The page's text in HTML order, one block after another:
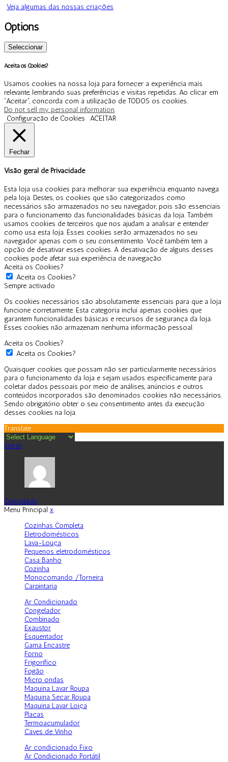
Veja algumas das nossas criações
Options
Seleccionar
Aceita os Cookies?
Usamos cookies na nossa loja para fornecer a experiência mais
relevante, lembrando suas preferências e visitas repetidas. Ao clicar em
“Aceitar”, concorda com a utilização de TODOS os cookies.
Do not sell my personal information.
Configuração de Cookies
ACEITAR
Fechar
Visão geral de Privacidade
Esta loja usa cookies para melhorar sua experiência enquanto navega
pela loja. Destes, os cookies que são categorizados como
necessários são armazenados no seu navegador, pois são essenciais
para o funcionamento das funcionalidades básicas da loja. Também
usamos cookies de terceiros que nos ajudam a analisar e entender
como usa esta loja. Esses cookies serão armazenados no seu
navegador apenas com o seu consentimento. Você também tem a
opção de desativar esses cookies. A desativação de alguns desses
cookies pode afetar sua experiência de navegação.
Aceita os Cookies?
Aceita os Cookies?
Sempre activado
Os cookies necessários são absolutamente essenciais para que a loja
funcione corretamente. Esta categoria inclui apenas cookies que
garantem funcionalidades básicas e recursos de segurança da loja.
Esses cookies não armazenam nenhuma informação pessoal.
Aceita os Cookies?
Aceita os Cookies?
Quaisquer cookies que possam não ser particularmente necessários
para o funcionamento da loja e sejam usados especificamente para
coletar dados pessoais por meio de análises, anúncios e outros
conteúdos incorporados são denominados cookies não necessários.
Sendo obrigatório obter o seu consentimento antes da execução
desses cookies na loja.
Translate
Entrar
Convidado
Menu Principalx
Cozinhas Completa
Eletrodomésticos
Lava-Louça
Pequenos eletrodomésticos
Casa Banho
Cozinha
Monocomando /Torneira
Carpintaria
Ar Condicionado
Congelador
Combinado
Exaustor
Esquentador
Gama Encastre
Forno
Frigorífico
Fogão
Micro ondas
Maquina Lavar Roupa
Maquina Secar Roupa
Maquina Lavar Loiça
Placas
Termoacumulador
Caves de Vinho
Ar condicionado Fixo
Ar Condicionado Portátil